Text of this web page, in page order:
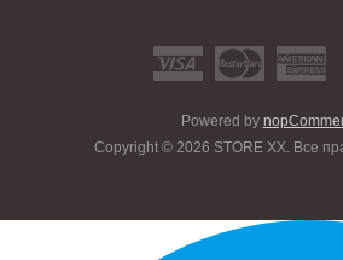
Powered by
Copyright © 2026 STORE XX. Все